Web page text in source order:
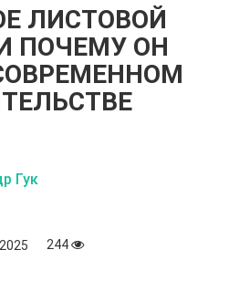
ЛИСТОВОЙ
ПОЧЕМУ ОН
Гук
244